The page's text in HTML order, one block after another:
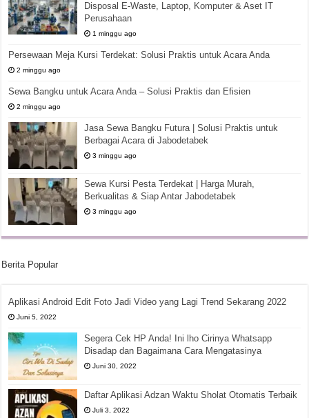
Disposal E-Waste, Laptop, Komputer & Aset IT
Perusahaan
1 minggu ago
Persewaan Meja Kursi Terdekat: Solusi Praktis untuk Acara Anda
2 minggu ago
Sewa Bangku untuk Acara Anda – Solusi Praktis dan Efisien
2 minggu ago
Jasa Sewa Bangku Futura | Solusi Praktis untuk
Berbagai Acara di Jabodetabek
3 minggu ago
Sewa Kursi Pesta Terdekat | Harga Murah,
Berkualitas & Siap Antar Jabodetabek
3 minggu ago
Berita Popular
Aplikasi Android Edit Foto Jadi Video yang Lagi Trend Sekarang 2022
Juni 5, 2022
Segera Cek HP Anda! Ini lho Cirinya Whatsapp
Disadap dan Bagaimana Cara Mengatasinya
Juni 30, 2022
Daftar Aplikasi Adzan Waktu Sholat Otomatis Terbaik
Juli 3, 2022